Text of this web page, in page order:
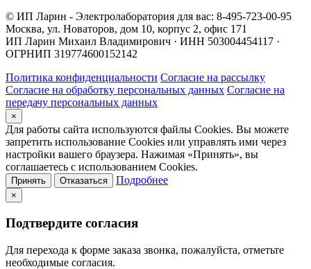
© ИП Ларин - Электролаборатория для вас: 8-495-723-00-95
Москва, ул. Новаторов, дом 10, корпус 2, офис 171
ИП Ларин Михаил Владимирович · ИНН 503004454117 ·
ОГРНИП 319774600152142
Политика конфиденциальности Согласие на рассылку
Согласие на обработку персональных данных Согласие на
передачу персональных данных
×
Для работы сайта используются файлы Cookies. Вы можете
запретить использование Cookies или управлять ими через
настройки вашего браузера. Нажимая «Принять», вы
соглашаетесь с использованием Cookies.
Принять Отказаться Подробнее
×
Подтвердите согласия
Для перехода к форме заказа звонка, пожалуйста, отметьте
необходимые согласия.